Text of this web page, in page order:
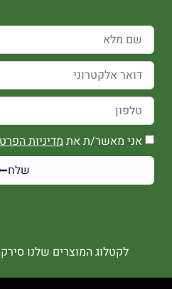
אני מאשר/ת אתמדיניות
שלח
לקטלוג המוצרים שלנו